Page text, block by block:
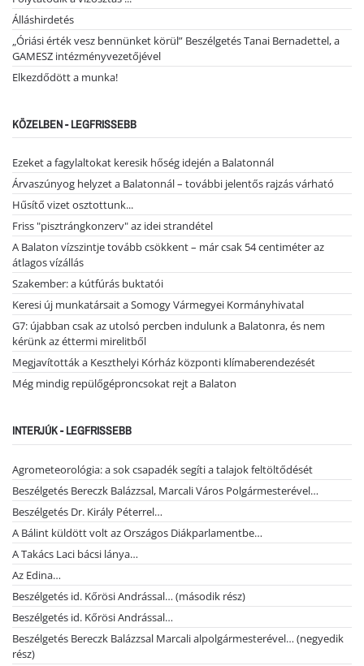
Álláshirdetés
„Óriási érték vesz bennünket körül” Beszélgetés Tanai Bernadettel, a
GAMESZ intézményvezetőjével
Elkezdődött a munka!
KÖZELBEN - LEGFRISSEBB
Ezeket a fagylaltokat keresik hőség idején a Balatonnál
Árvaszúnyog helyzet a Balatonnál – további jelentős rajzás várható
Hűsítő vizet osztottunk...
Friss "pisztrángkonzerv" az idei strandétel
A Balaton vízszintje tovább csökkent – már csak 54 centiméter az
átlagos vízállás
Szakember: a kútfúrás buktatói
Keresi új munkatársait a Somogy Vármegyei Kormányhivatal
G7: újabban csak az utolsó percben indulunk a Balatonra, és nem
kérünk az éttermi mirelitből
Megjavították a Keszthelyi Kórház központi klímaberendezését
Még mindig repülőgéproncsokat rejt a Balaton
INTERJÚK - LEGFRISSEBB
Agrometeorológia: a sok csapadék segíti a talajok feltöltődését
Beszélgetés Bereczk Balázzsal, Marcali Város Polgármesterével…
Beszélgetés Dr. Király Péterrel…
A Bálint küldött volt az Országos Diákparlamentbe…
A Takács Laci bácsi lánya…
Az Edina…
Beszélgetés id. Kőrösi Andrással… (második rész)
Beszélgetés id. Kőrösi Andrással…
Beszélgetés Bereczk Balázzsal Marcali alpolgármesterével… (negyedik
rész)